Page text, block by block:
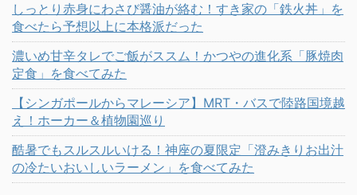
しっとり赤身にわさび醤油が絡む！すき家の「鉄火丼」を
食べたら予想以上に本格派だった
濃いめ甘辛タレでご飯がススム！かつやの進化系「豚焼肉
定食」を食べてみた
【シンガポールからマレーシア】MRT・バスで陸路国境越
え！ホーカー＆植物園巡り
酷暑でもスルスルいける！神座の夏限定「澄みきりお出汁
の冷たいおいしいラーメン」を食べてみた